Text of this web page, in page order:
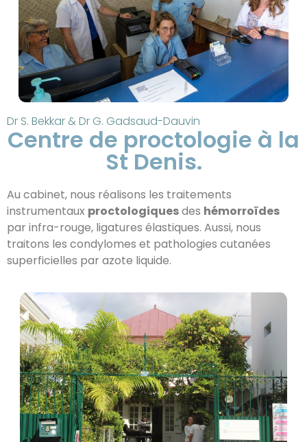
Dr S. Bekkar & Dr G. Gadsaud-Dauvin
Centre de proctologie à la
St Denis.
Au cabinet, nous réalisons les traitements
instrumentaux proctologiquesdes hémorroïdes
par infra-rouge, ligatures élastiques. Aussi, nous
traitons les condylomes et pathologies cutanées
superficielles par azote liquide.